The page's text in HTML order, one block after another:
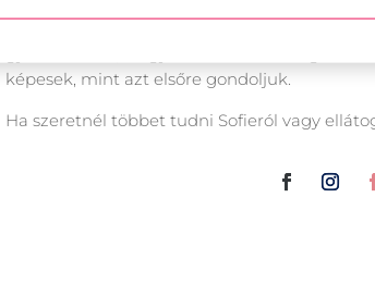
Legnagyobb küldetésének
gyakorlóknak, hogy minden lehetséges
képesek, mint azt elsőre gondoljuk.
Ha szeretnél többet tudni Sofieról vagy